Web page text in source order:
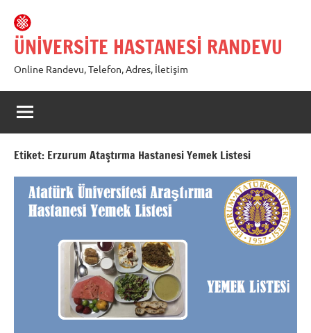
geç
ÜNİVERSİTE HASTANESİ RANDEVU
Online Randevu, Telefon, Adres, İletişim
Etiket: Erzurum Ataştırma Hastanesi Yemek Listesi